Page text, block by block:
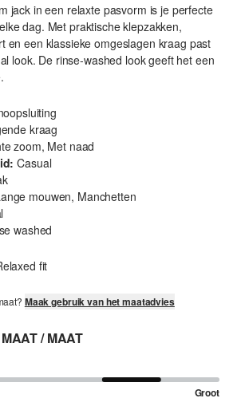
jack in een relaxte pasvorm is je perfecte
dag. Met praktische klepzakken,
en een klassieke omgeslagen kraag past
look. De rinse-washed look geeft het een
kraag
zoom, Met naad
Casual
mouwen, Manchetten
washed
fit
Maak gebruik van het maatadvies
/ MAAT
Groot